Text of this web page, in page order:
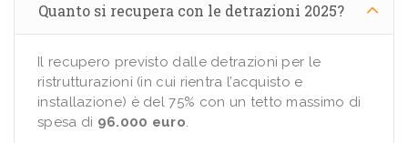
Quanto si recupera con le detrazioni 2025?
Il recupero previsto dalle detrazioni per le
ristrutturazioni (in cui rientra l’acquisto e
installazione) è del 75% con un tetto massimo di
spesa di 96.000 euro.